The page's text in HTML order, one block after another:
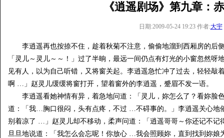
《逍遥剧场》第九章：
日期:2009-05-24 19:23 作者:大宇
李逍遥再也按捺不住，趁着秋菊不注意，偷偷地溜到西厢房的后
「灵儿～灵儿～～！」过了半晌，最远一间仍点有灯光的小窗忽然呀
见有人，以为自己听错，又将窗关起。李逍遥急忙冲了过去，轻轻敲
啊 …」赵灵儿缓缓将窗打开，望着窗外的李逍遥，蹙眉不发一语。
李逍遥看她神情有异，着急地问道：「灵儿，妳怎么了？看妳脸
道：「我…胸口很闷，头有点疼，不过 …不碍事的。」李逍遥关心地
别着凉了 …」赵灵儿却不移动，柔声问道：「逍遥哥哥～你还记不
旦旦地说道：「我怎么会忘呢！你放心 …我会照顾妳，直到找到妳娘